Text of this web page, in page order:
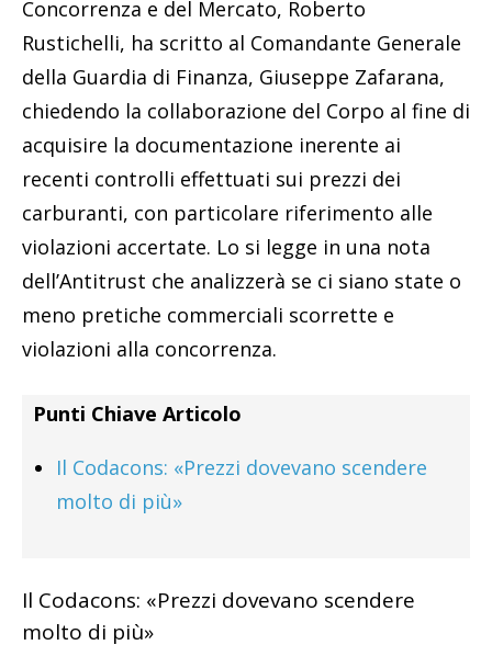
Concorrenza e del Mercato, Roberto
Rustichelli, ha scritto al Comandante Generale
della Guardia di Finanza, Giuseppe Zafarana,
chiedendo la collaborazione del Corpo al fine di
acquisire la documentazione inerente ai
recenti controlli effettuati sui prezzi dei
carburanti, con particolare riferimento alle
violazioni accertate. Lo si legge in una nota
dell’Antitrust che analizzerà se ci siano state o
meno pretiche commerciali scorrette e
violazioni alla concorrenza.
Punti Chiave Articolo
Il Codacons: «Prezzi dovevano scendere
molto di più»
Il Codacons: «Prezzi dovevano scendere
molto di più»